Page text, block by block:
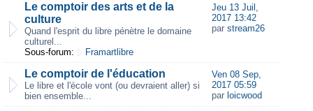
Le comptoir des arts et de la
culture
Quand l'esprit du libre pénètre le domaine
culturel...
Sous-forum:
Framartlibre
Jeu 13 Juil,
2017 13:42
par stream26
Le comptoir de l'éducation
Le libre et l'école vont (ou devraient aller) si
bien ensemble...
Ven 08 Sep,
2017 05:59
par loicwood